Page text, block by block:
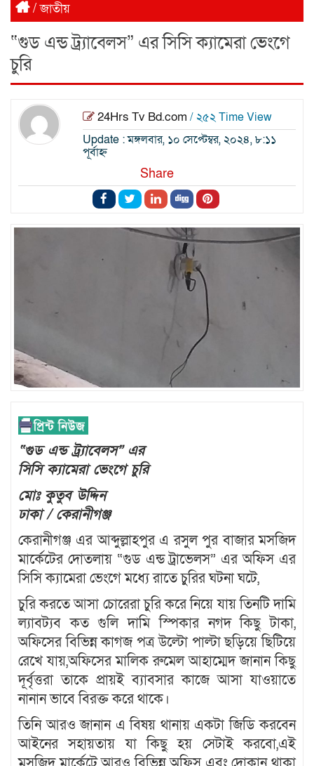
/জাতীয়
“গুড এন্ড ট্র‍্যাবেলস” এর সিসি ক্যামেরা ভেংগে
চুরি
24Hrs Tv Bd.com / ২৫২ Time View
Update : মঙ্গলবার, ১০ সেপ্টেম্বর, ২০২৪, ৮:১১
পূর্বাহ্ন
Share
“গুড এন্ড ট্র‍্যাবেলস” এর
সিসি ক্যামেরা ভেংগে চুরি
মোঃ কুতুব উদ্দিন
ঢাকা / কেরানীগঞ্জ
কেরানীগঞ্জ এর আব্দুল্লাহপুর এ রসুল পুর বাজার মসজিদ
মার্কেটের দোতলায় “গুড এন্ড ট্রাভেলস” এর অফিস এর
সিসি ক্যামেরা ভেংগে মধ্যে রাতে চুরির ঘটনা ঘটে,
চুরি করতে আসা চোরেরা চুরি করে নিয়ে যায় তিনটি দামি
ল্যাবট্যব কত গুলি দামি স্পিকার নগদ কিছু টাকা,
অফিসের বিভিন্ন কাগজ পত্র উল্টো পাল্টা ছড়িয়ে ছিটিয়ে
রেখে যায়,অফিসের মালিক রুমেল আহাম্মেদ জানান কিছু
দূর্বৃত্তরা তাকে প্রায়ই ব্যাবসার কাজে আসা যাওয়াতে
নানান ভাবে বিরক্ত করে থাকে।
তিনি আরও জানান এ বিষয় থানায় একটা জিডি করবেন
আইনের সহায়তায় যা কিছু হয় সেটাই করবো,এই